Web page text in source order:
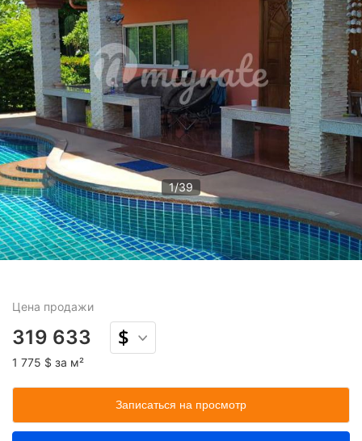
1/39
Цена продажи
319 633
1 775 $ за м²
Записаться на просмотр